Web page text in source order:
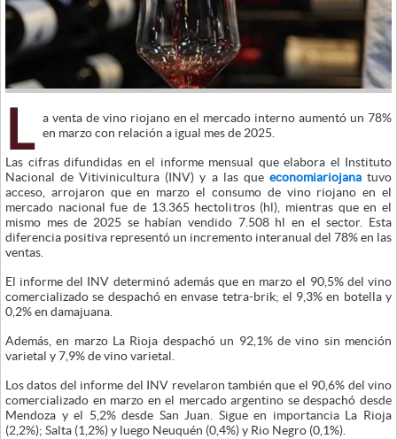
L
a venta de vino riojano en el mercado interno aumentó un 78%
en marzo con relación a igual mes de 2025.
Las cifras difundidas en el informe mensual que elabora el Instituto
Nacional de Vitivinicultura (INV) y a las que economiariojanatuvo
acceso, arrojaron que en marzo el consumo de vino riojano en el
mercado nacional fue de 13.365 hectolitros (hl), mientras que en el
mismo mes de 2025 se habían vendido 7.508 hl en el sector. Esta
diferencia positiva representó un incremento interanual del 78% en las
ventas.
El informe del INV determinó además que en marzo el 90,5% del vino
comercializado se despachó en envase tetra-brik; el 9,3% en botella y
0,2% en damajuana.
Además, en marzo La Rioja despachó un 92,1% de vino sin mención
varietal y 7,9% de vino varietal.
Los datos del informe del INV revelaron también que el 90,6% del vino
comercializado en marzo en el mercado argentino se despachó desde
Mendoza y el 5,2% desde San Juan. Sigue en importancia La Rioja
(2,2%); Salta (1,2%) y luego Neuquén (0,4%) y Rio Negro (0,1%).